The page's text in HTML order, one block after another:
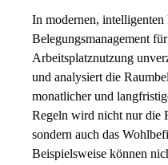
In modernen,
Belegungsmanagement
Arbeitsplatznutzung
und analysiert die
monatlicher und
Regeln wird nicht nur die
sondern auch das
Beispielsweise können